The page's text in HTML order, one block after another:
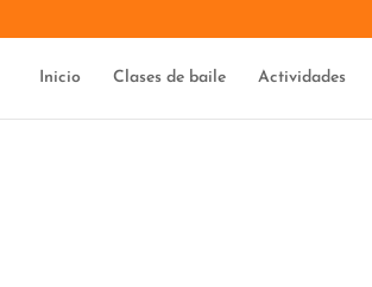
Inicio Clases de baile Actividades